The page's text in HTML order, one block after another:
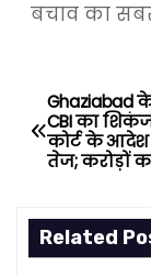
बचाव का
P
o
t
Ghaziabad
CBI का
कोर्ट के
तेज; करोड़ों
Related